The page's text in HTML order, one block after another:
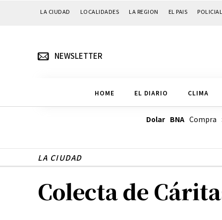
LA CIUDAD LOCALIDADES LA REGION EL PAIS
NEWSLETTER
HOME EL DIARIO CLIMA
Dolar BNACompra
LA CIUDAD
Colecta de